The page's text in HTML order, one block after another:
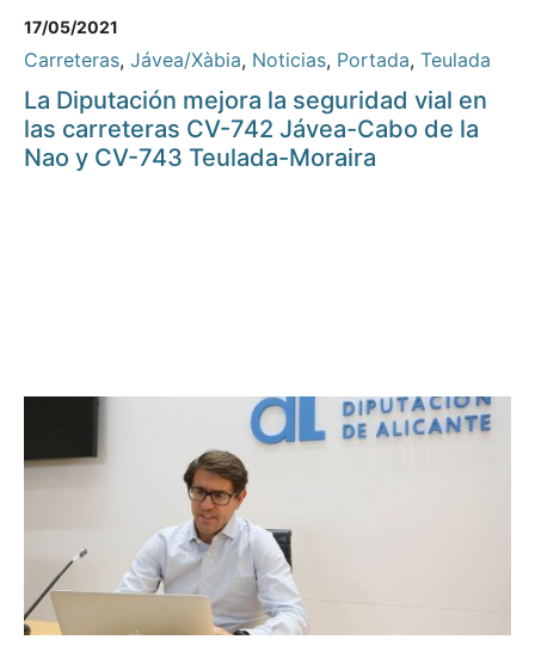
17/05/2021
Carreteras, Jávea/Xàbia, Noticias, Portada, Teulada
La Diputación mejora la seguridad vial en
las carreteras CV-742 Jávea-Cabo de la
Nao y CV-743 Teulada-Moraira